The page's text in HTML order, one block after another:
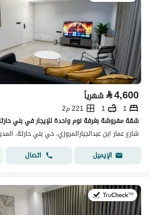
⃁4,600 شهرياً
1
1
221 م2
شقة مفروشة بغرفة نوم واحدة للإيجار في بني
شارع عمار ابن عبدالجبارالمروزي، حي بني حارثة،
الإيميل
اتصال
في:19 يوليو 2026